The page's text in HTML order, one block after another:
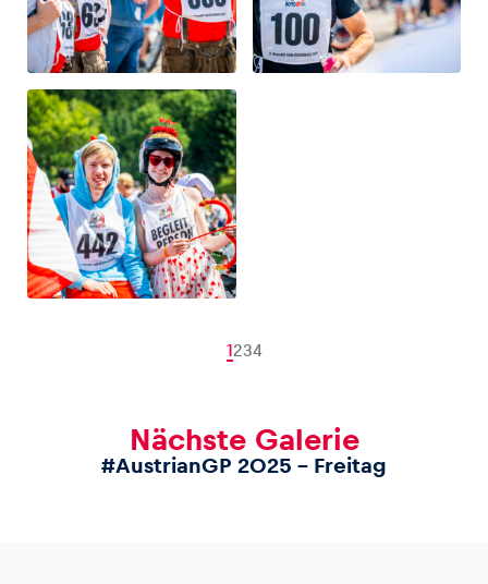
1234
Nächste Galerie
#AustrianGP 2025 – Freitag